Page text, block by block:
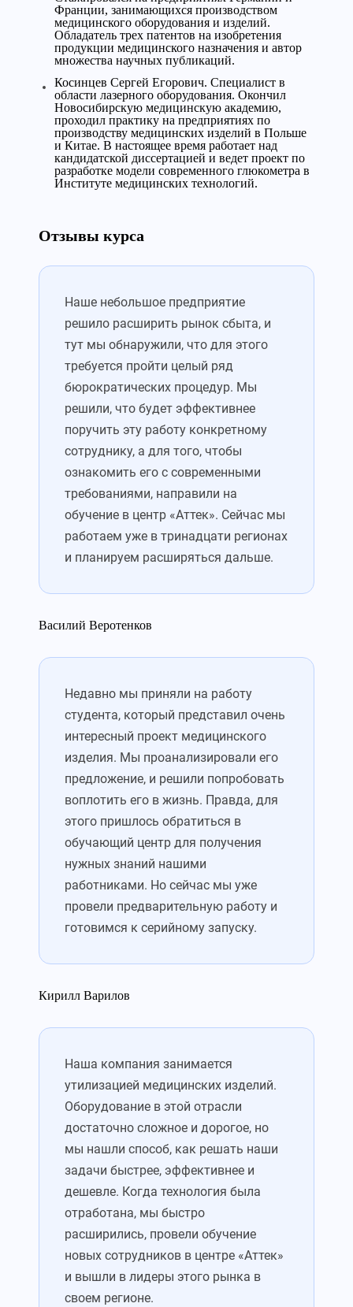
Франции, занимающихся производством
медицинского оборудования и изделий.
Обладатель трех патентов на изобретения
продукции медицинского назначения и автор
множества научных публикаций.
Косинцев Сергей Егорович. Специалист в
области лазерного оборудования. Окончил
Новосибирскую медицинскую академию,
проходил практику на предприятиях по
производству медицинских изделий в Польше
и Китае. В настоящее время работает над
кандидатской диссертацией и ведет проект по
разработке модели современного глюкометра в
Институте медицинских технологий.
Отзывы курса
Наше небольшое предприятие
решило расширить рынок сбыта, и
тут мы обнаружили, что для этого
требуется пройти целый ряд
бюрократических процедур. Мы
решили, что будет эффективнее
поручить эту работу конкретному
сотруднику, а для того, чтобы
ознакомить его с современными
требованиями, направили на
обучение в центр «Аттек». Сейчас мы
работаем уже в тринадцати регионах
и планируем расширяться дальше.
Василий Веротенков
Недавно мы приняли на работу
студента, который представил очень
интересный проект медицинского
изделия. Мы проанализировали его
предложение, и решили попробовать
воплотить его в жизнь. Правда, для
этого пришлось обратиться в
обучающий центр для получения
нужных знаний нашими
работниками. Но сейчас мы уже
провели предварительную работу и
готовимся к серийному запуску.
Кирилл Варилов
Наша компания занимается
утилизацией медицинских изделий.
Оборудование в этой отрасли
достаточно сложное и дорогое, но
мы нашли способ, как решать наши
задачи быстрее, эффективнее и
дешевле. Когда технология была
отработана, мы быстро
расширились, провели обучение
новых сотрудников в центре «Аттек»
и вышли в лидеры этого рынка в
своем регионе.